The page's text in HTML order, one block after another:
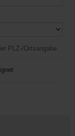
PLZ-/Ortsangabe.